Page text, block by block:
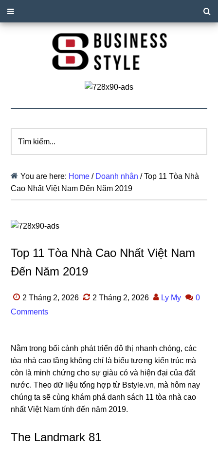
kiếm...
You are here: Home / Doanh nhân /Top 11 Tòa Nhà
Cao Nhất Việt Nam Đến Năm 2019
Top 11 Tòa Nhà Cao Nhất Việt Nam
Đến Năm 2019
2 Tháng 2, 2026 2 Tháng 2, 2026 Ly My
0
Comments
Nằm trong bối cảnh phát triển đô thị nhanh chóng, các
tòa nhà cao tầng không chỉ là biểu tượng kiến trúc mà
còn là minh chứng cho sự giàu có và hiện đại của đất
nước. Theo dữ liệu tổng hợp từ Bstyle.vn, mà hôm nay
chúng ta sẽ cùng khám phá danh sách 11 tòa nhà cao
nhất Việt Nam tính đến năm 2019.
The Landmark 81